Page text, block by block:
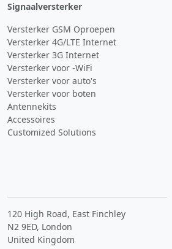
Signaalversterker
Versterker GSM Oproepen
Versterker 4G/LTE Internet
Versterker 3G Internet
Versterker voor -WiFi
Versterker voor auto's
Versterker voor boten
Antennekits
Accessoires
Customized Solutions
120 High Road, East Finchley
N2 9ED, London
United Kingdom